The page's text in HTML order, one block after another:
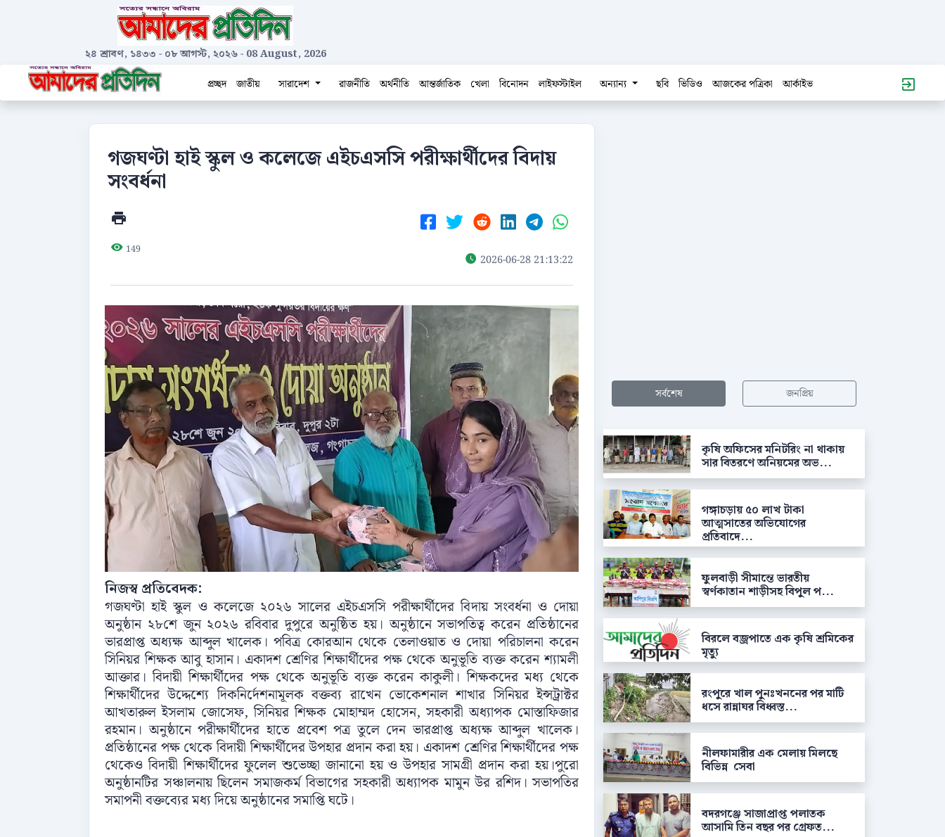
২৪ শ্রাবণ, ১৪৩৩ - ০৮ আগস্ট, ২০২৬- 08 August, 2026
প্রচ্ছদ
জাতীয় সারাদেশ রাজনীতি অর্থনীতি আন্তর্জাতিক খেলা বিনোদন লাইফস্টাইল অন্যান্য ছবি ভিডিও আজকের পত্রিকা আর্কাইভ
গজঘণ্টা হাই স্কুল ও কলেজে এইচএসসি পরীক্ষার্থীদের বিদায়
সংবর্ধনা
149
2026-06-28 21:13:22
নিজস্ব প্রতিবেদক:
গজঘণ্টা হাই স্কুল ও কলেজে ২০২৬ সালের এইচএসসি পরীক্ষার্থীদের বিদায় সংবর্ধনা ও দোয়া
অনুষ্ঠান ২৮শে জুন ২০২৬ রবিবার দুপুরে অনুষ্ঠিত হয়। অনুষ্ঠানে সভাপতিত্ব করেন প্রতিষ্ঠানের
ভারপ্রাপ্ত অধ্যক্ষ আব্দুল খালেক। পবিত্র কোরআন থেকে তেলাওয়াত ও দোয়া পরিচালনা করেন
সিনিয়র শিক্ষক আবু হাসান। একাদশ শ্রেণির শিক্ষার্থীদের পক্ষ থেকে অনুভূতি ব্যক্ত করেন শ্যামলী
আক্তার। বিদায়ী শিক্ষার্থীদের পক্ষ থেকে অনুভূতি ব্যক্ত করেন কাকুলী। শিক্ষকদের মধ্য থেকে
শিক্ষার্থীদের উদ্দেশ্যে দিকনির্দেশনামূলক বক্তব্য রাখেন ভোকেশনাল শাখার সিনিয়র ইন্সট্রাক্টর
আখতারুল ইসলাম জোসেফ, সিনিয়র শিক্ষক মোহাম্মদ হোসেন, সহকারী অধ্যাপক মোস্তাফিজার
রহমান। অনুষ্ঠানে পরীক্ষার্থীদের হাতে প্রবেশ পত্র তুলে দেন ভারপ্রাপ্ত অধ্যক্ষ আব্দুল খালেক।
প্রতিষ্ঠানের পক্ষ থেকে বিদায়ী শিক্ষার্থীদের উপহার প্রদান করা হয়। একাদশ শ্রেণির শিক্ষার্থীদের পক্ষ
থেকেও বিদায়ী শিক্ষার্থীদের ফুলেল শুভেচ্ছা জানানো হয় ও উপহার সামগ্রী প্রদান করা হয়।পুরো
অনুষ্ঠানটির সঞ্চালনায় ছিলেন সমাজকর্ম বিভাগের সহকারী অধ্যাপক মামুন উর রশিদ। সভাপতির
সমাপনী বক্তব্যের মধ্য দিয়ে অনুষ্ঠানের সমাপ্তি ঘটে।
সর্বশেষ জনপ্রিয়
কৃষি অফিসের মনিটরিং না থাকায়
সার বিতরণে অনিয়মের অভ...
গঙ্গাচড়ায় ৫০ লাখ টাকা
আত্মসাতের অভিযোগের
প্রতিবাদে...
ফুলবাড়ী সীমান্তে ভারতীয়
স্বর্ণকাতান শাড়ীসহ বিপুল প...
বিরলে বজ্রপাতে এক কৃষি শ্রমিকের
মৃত্যু
রংপুরে খাল পুনঃখননের পর মাটি
ধসে রান্নাঘর বিধ্বস্ত...
নীলফামারীর এক মেলায় মিলছে
বিভিন্ন সেবা
বদরগঞ্জে সাজাপ্রাপ্ত পলাতক
আসামি তিন বছর পর গ্রেফত...